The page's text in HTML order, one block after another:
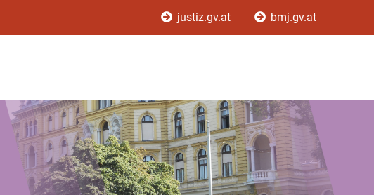
justiz.gv.at bmj.gv.at